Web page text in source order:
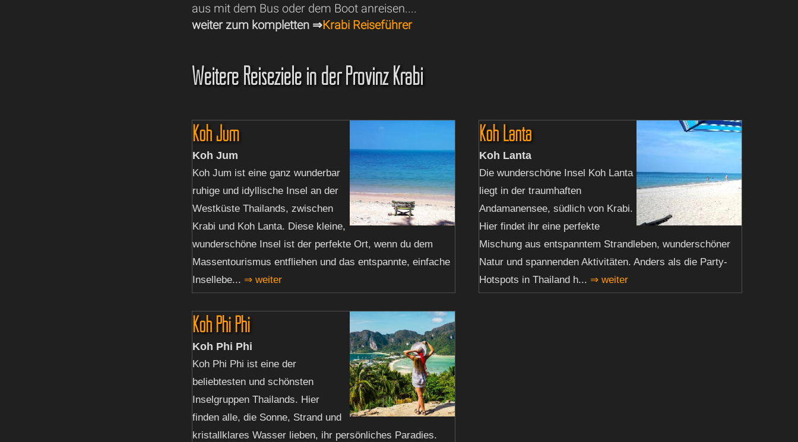
aus mit dem Bus oder dem Boot anreisen....
weiter zum kompletten ⇒Krabi Reiseführer
Weitere Reiseziele in der Provinz Krabi
Koh Jum
Koh Jum
Koh Jum ist eine ganz wunderbar
ruhige und idyllische Insel an der
Westküste Thailands, zwischen
Krabi und Koh Lanta. Diese kleine,
wunderschöne Insel ist der perfekte Ort, wenn du dem
Massentourismus entfliehen und das entspannte, einfache
Insellebe... ⇒ weiter
Koh Lanta
Koh Lanta
Die wunderschöne Insel Koh Lanta
liegt in der traumhaften
Andamanensee, südlich von Krabi.
Hier findet ihr eine perfekte
Mischung aus entspanntem Strandleben, wunderschöner
Natur und spannenden Aktivitäten. Anders als die Party-
Hotspots in Thailand h... ⇒ weiter
Koh Phi Phi
Koh Phi Phi
Koh Phi Phi ist eine der
beliebtesten und schönsten
Inselgruppen Thailands. Hier
finden alle, die Sonne, Strand und
kristallklares Wasser lieben, ihr persönliches Paradies.